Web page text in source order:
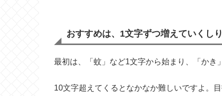
おすすめは、1文字ずつ増えていくし
最初は、「蚊」など1文字から始まり、「か
10文字超えてくるとなかなか難しいですよ。